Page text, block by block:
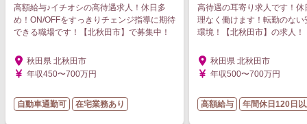
高額給与♪イチオシの高待遇求人！休日多
め！ON/OFFをすっきりチェンジ指導に期待
できる職場です！【北秋田市】で募集中！
秋田県 北秋田市
年収450〜700万円
自動車通勤可 在宅業務あり
高待遇の耳寄り求人です！休
理なく働けます！転勤のない
環境！【北秋田市】の求人！
秋田県 北秋田市
年収500〜700万円
高額給与 年間休日120日